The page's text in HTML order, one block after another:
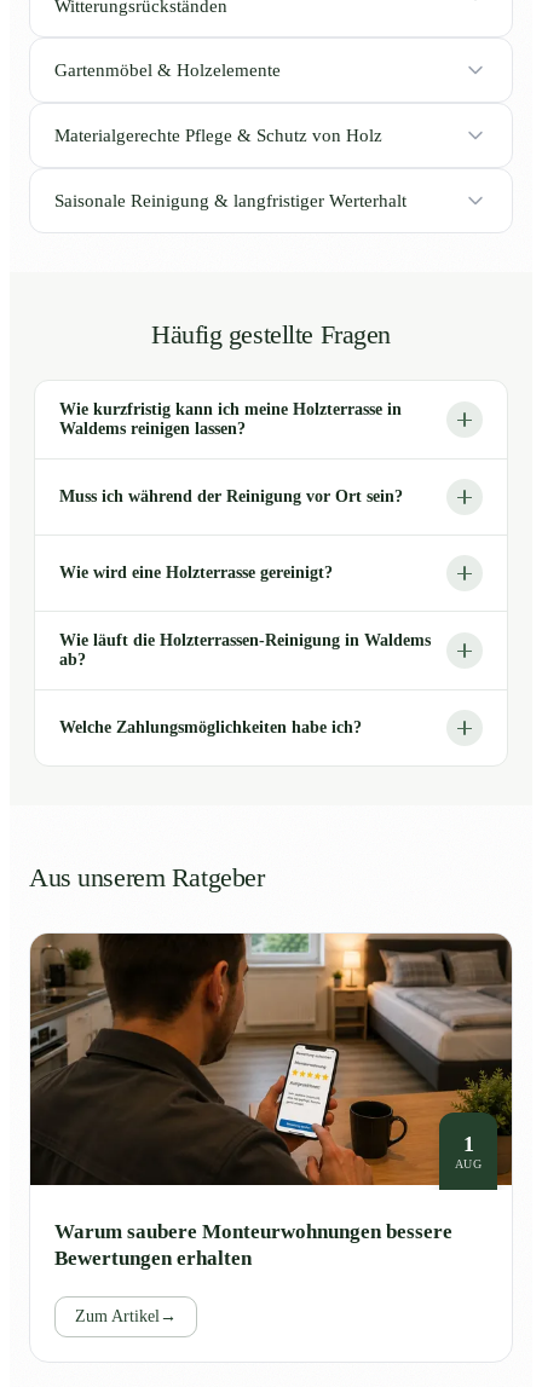
Witterungsrückständen
Gartenmöbel & Holzelemente
Materialgerechte Pflege & Schutz von Holz
Saisonale Reinigung & langfristiger Werterhalt
Häufig gestellte Fragen
Wie kurzfristig kann ich meine Holzterrasse in
Waldems reinigen lassen?
Muss ich während der Reinigung vor Ort sein?
Wie wird eine Holzterrasse gereinigt?
Wie läuft die Holzterrassen-Reinigung in Waldems
ab?
Welche Zahlungsmöglichkeiten habe ich?
Aus unserem Ratgeber
1
AUG
Warum saubere Monteurwohnungen bessere
Bewertungen erhalten
Zum Artikel→